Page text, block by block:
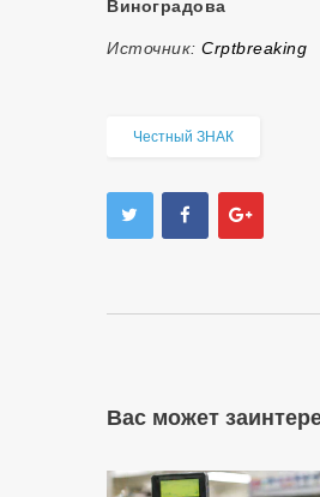
Виноградова
Источник: Crptbreaking
Честный ЗНАК
Вас может